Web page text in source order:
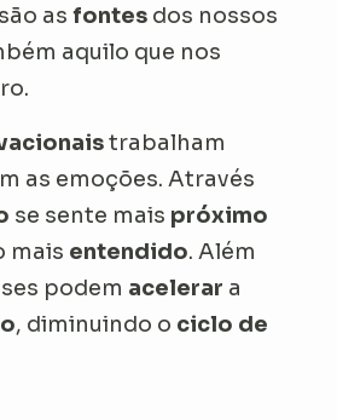
as fontes dos nossos
aquilo que nos
trabalham
as emoções. Através
se sente mais próximo
mais entendido. Além
podem acelerar a
, diminuindo o ciclo de